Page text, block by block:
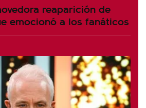
reaparición de
emocionó a los fanáticos